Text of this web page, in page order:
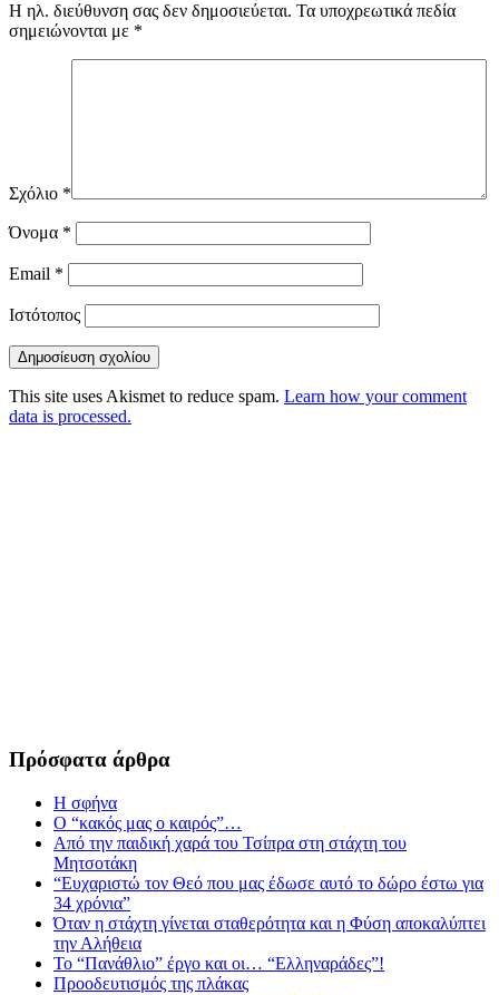
Η ηλ. διεύθυνση σας δεν δημοσιεύεται. Τα υποχρεωτικά πεδία
σημειώνονται με *
Σχόλιο *
Όνομα *
Email *
Ιστότοπος
This site uses Akismet to reduce spam. Learn how your comment
data is processed.
Πρόσφατα άρθρα
Η σφήνα
Ο “κακός μας ο καιρός”…
Από την παιδική χαρά του Τσίπρα στη στάχτη του
Μητσοτάκη
“Ευχαριστώ τον Θεό που μας έδωσε αυτό το δώρο έστω για
34 χρόνια”
Όταν η στάχτη γίνεται σταθερότητα και η Φύση αποκαλύπτει
την Αλήθεια
Το “Πανάθλιο” έργο και οι… “Ελληναράδες”!
Προοδευτισμός της πλάκας